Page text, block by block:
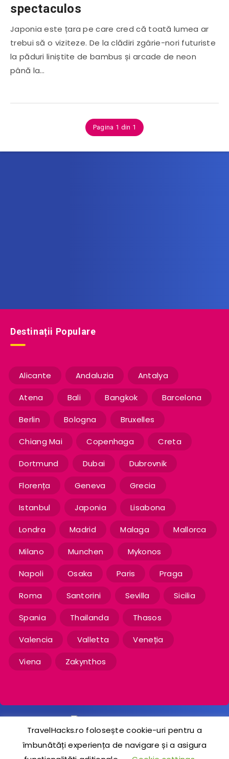
spectaculos
Japonia este țara pe care cred că toată lumea ar
trebui să o viziteze. De la clădiri zgârie-nori futuriste
la păduri liniștite de bambus și arcade de neon
până la…
Pagina 1 din 1
Destinații Populare
Alicante Andaluzia Antalya
Atena Bali Bangkok Barcelona
Berlin Bologna Bruxelles
Chiang Mai Copenhaga Creta
Dortmund Dubai Dubrovnik
Florența Geneva Grecia
Istanbul Japonia Lisabona
Londra Madrid Malaga Mallorca
Milano Munchen Mykonos
Napoli Osaka Paris Praga
Roma Santorini Sevilla Sicilia
Spania Thailanda Thasos
Valencia Valletta Veneția
Viena Zakynthos
2020-2024 © TravelHacks.ro
TravelHacks.ro folosește cookie-uri pentru a
îmbunătăți experiența de navigare și a asigura